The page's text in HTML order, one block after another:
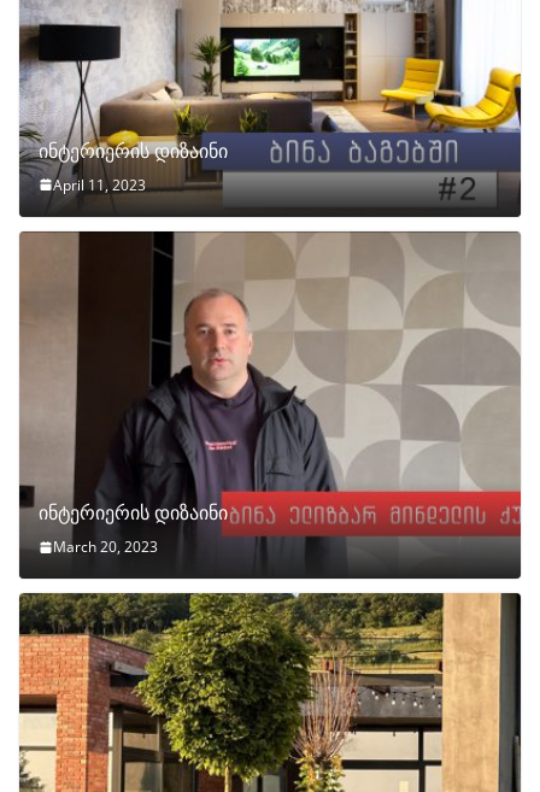
ინტერიერის დიზაინი
April 11, 2023
ინტერიერის დიზაინი
March 20, 2023